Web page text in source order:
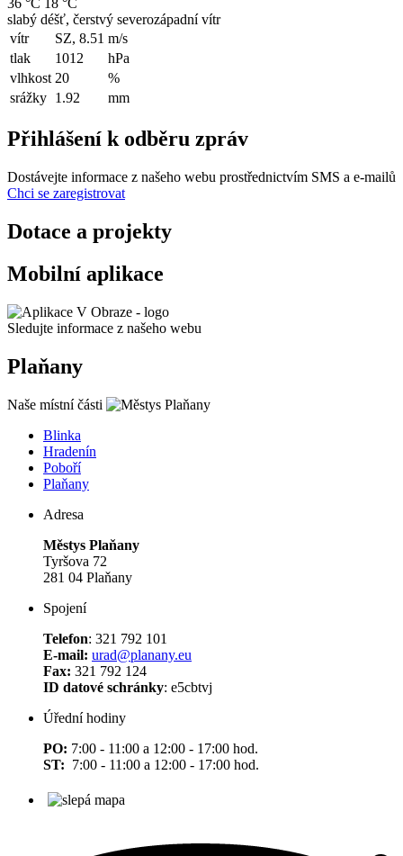
36 °C 18 °C
slabý déšť, čerstvý severozápadní vítr
vítr
SZ, 8.51 m/s
tlak
1012
hPa
vlhkost 20
%
srážky 1.92 mm
Přihlášení k odběru zpráv
Dostávejte informace z našeho webu prostřednictvím SMS a e-mailů
Chci se zaregistrovat
Dotace a projekty
Mobilní aplikace
Sledujte informace z našeho webu
Plaňany
Naše místní části
Blinka
Hradenín
Poboří
Plaňany
Adresa
Městys Plaňany
Tyršova 72
281 04 Plaňany
Spojení
Telefon: 321 792 101
E-mail: urad@planany.eu
Fax: 321 792 124
ID datové schránky: e5cbtvj
Úřední hodiny
PO: 7:00 - 11:00 a 12:00 - 17:00 hod.
ST: 7:00 - 11:00 a 12:00 - 17:00 hod.